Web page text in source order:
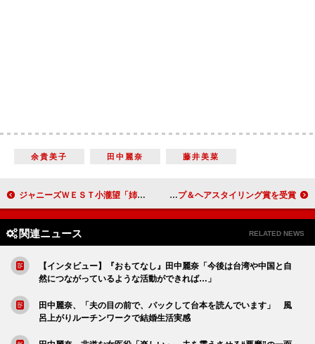
余貴美子 田中麗奈 藤井美菜
ジャニーズＷＥＳＴ小瀧望「姉ちゃんに抱きつかれる」 “家族から大人気”のエピソードを披露 アカデミー賞、作品賞は『シェイプ・オブ・ウォーター』 辻一弘がメイクアップ＆ヘアスタイリング賞を受賞
関連ニュース RELATED NEWS
【インタビュー】『おもてなし』田中麗奈「今後は台湾や中国と自
然につながっているような活動ができれば…」
田中麗奈、「夫の目の前で、パックして台本を読んでいます」 風
呂上がりルーチンワークで結婚生活実感